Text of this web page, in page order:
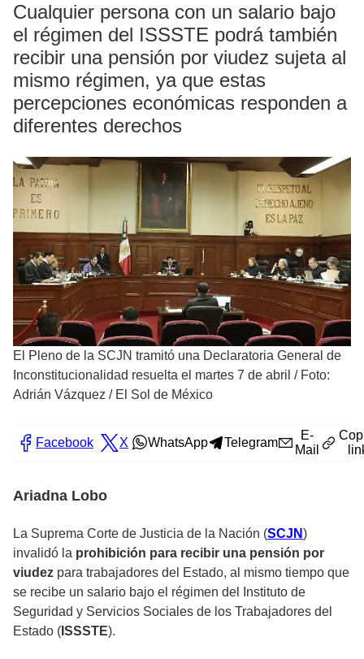
Cualquier persona con un salario bajo
el régimen del ISSSTE podrá también
recibir una pensión por viudez sujeta al
mismo régimen, ya que estas
percepciones económicas responden a
diferentes derechos
El Pleno de la SCJN tramitó una Declaratoria General de
Inconstitucionalidad resuelta el martes 7 de abril / Foto:
Adrián Vázquez / El Sol de México
Facebook X WhatsApp Telegram
E-
Mail
Ariadna Lobo
La Suprema Corte de Justicia de la Nación (SCJN)
invalidó la prohibición para recibir una pensión por
viudez para trabajadores del Estado, al mismo tiempo que
se recibe un salario bajo el régimen del Instituto de
Seguridad y Servicios Sociales de los Trabajadores del
Estado ( ISSSTE).